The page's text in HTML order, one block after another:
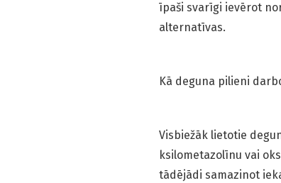
īpaši svarīgi ievērot
alternatīvas.
Kā deguna pilieni
Visbiežāk lietotie
ksilometazolīnu vai
tādējādi samazinot